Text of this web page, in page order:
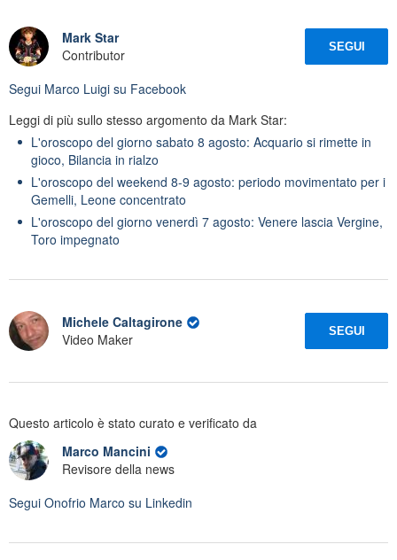
Mark Star
Contributor
SEGUI
Segui Marco Luigi su Facebook
Leggi di più sullo stesso argomento da Mark Star:
L'oroscopo del giorno sabato 8 agosto: Acquario si rimette in
gioco, Bilancia in rialzo
L'oroscopo del weekend 8-9 agosto: periodo movimentato per i
Gemelli, Leone concentrato
L'oroscopo del giorno venerdì 7 agosto: Venere lascia Vergine,
Toro impegnato
Michele Caltagirone
Video Maker
SEGUI
Questo articolo è stato curato e verificato da
Marco Mancini
Revisore della news
Segui Onofrio Marco su Linkedin